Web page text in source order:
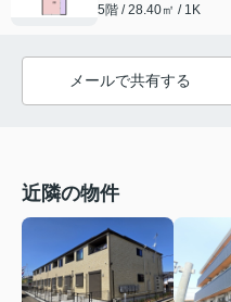
5階 / 28.40㎡ / 1K
メールで共有する
近隣の物件